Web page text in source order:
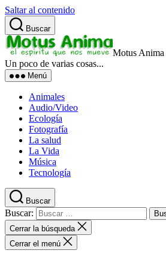
Saltar al contenido
Buscar
Motus Anima
Un poco de varias cosas...
Menú
Animales
Audio/Video
Ecología
Fotografía
La salud
La Vida
Música
Tecnología
Buscar
Buscar:
Cerrar la búsqueda
Cerrar el menú